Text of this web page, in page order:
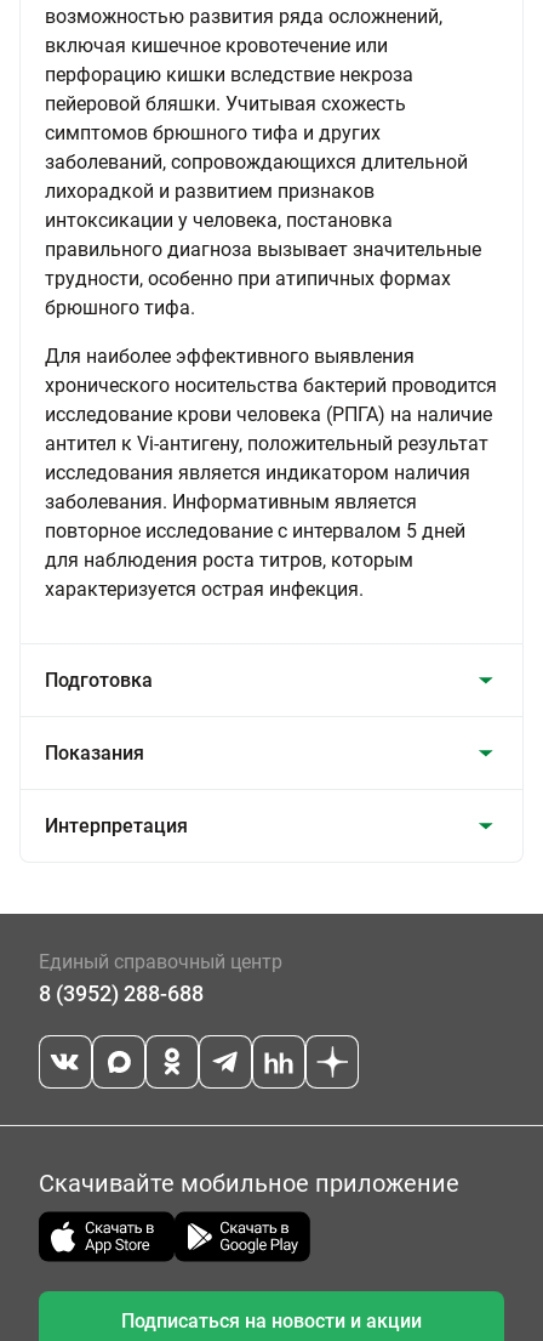
возможностью развития ряда осложнений,
включая кишечное кровотечение или
перфорацию кишки вследствие некроза
пейеровой бляшки. Учитывая схожесть
симптомов брюшного тифа и других
заболеваний, сопровождающихся длительной
лихорадкой и развитием признаков
интоксикации у человека, постановка
правильного диагноза вызывает значительные
трудности, особенно при атипичных формах
брюшного тифа.
Для наиболее эффективного выявления
хронического носительства бактерий проводится
исследование крови человека (РПГА) на наличие
антител к Vi-антигену, положительный результат
исследования является индикатором наличия
заболевания. Информативным является
повторное исследование с интервалом 5 дней
для наблюдения роста титров, которым
характеризуется острая инфекция.
Подготовка
Показания
Интерпретация
Единый справочный центр
8 (3952) 288-688
Скачивайте мобильное приложение
Подписаться на новости и акции